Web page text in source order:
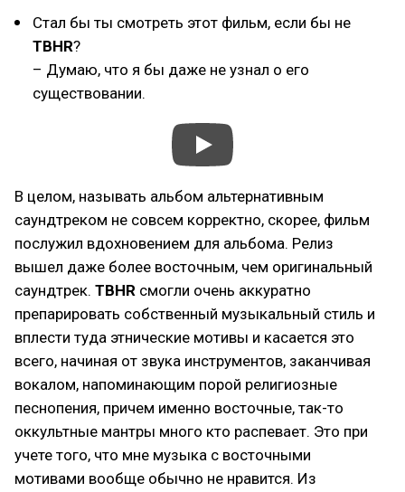
Стал бы ты смотреть этот фильм, если бы не
TBHR?
– Думаю, что я бы даже не узнал о его
существовании.
В целом, называть альбом альтернативным
саундтреком не совсем корректно, скорее, фильм
послужил вдохновением для альбома. Релиз
вышел даже более восточным, чем оригинальный
саундтрек. TBHR смогли очень аккуратно
препарировать собственный музыкальный стиль и
вплести туда этнические мотивы и касается это
всего, начиная от звука инструментов, заканчивая
вокалом, напоминающим порой религиозные
песнопения, причем именно восточные, так-то
оккультные мантры много кто распевает. Это при
учете того, что мне музыка с восточными
мотивами вообще обычно не нравится. Из